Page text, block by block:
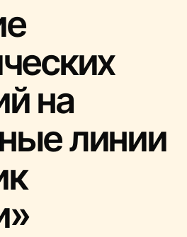
на
линии